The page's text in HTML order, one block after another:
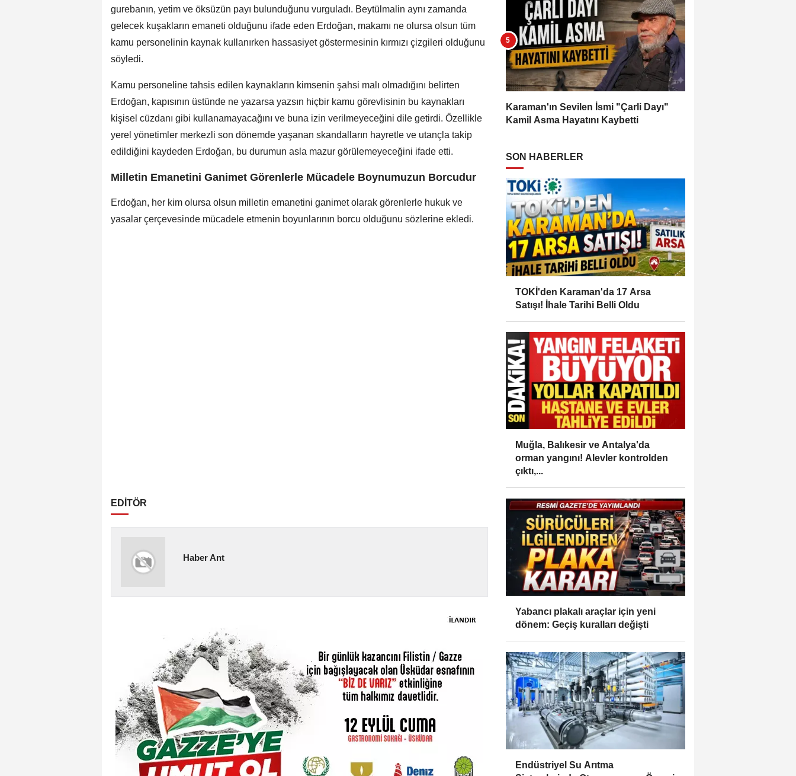
gurebanın, yetim ve öksüzün payı bulunduğunu vurguladı. Beytülmalin aynı zamanda
gelecek kuşakların emaneti olduğunu ifade eden Erdoğan, makamı ne olursa olsun tüm
kamu personelinin kaynak kullanırken hassasiyet göstermesinin kırmızı çizgileri olduğunu
söyledi.
Kamu personeline tahsis edilen kaynakların kimsenin şahsi malı olmadığını belirten
Erdoğan, kapısının üstünde ne yazarsa yazsın hiçbir kamu görevlisinin bu kaynakları
kişisel cüzdanı gibi kullanamayacağını ve buna izin verilmeyeceğini dile getirdi. Özellikle
yerel yönetimler merkezli son dönemde yaşanan skandalların hayretle ve utançla takip
edildiğini kaydeden Erdoğan, bu durumun asla mazur görülemeyeceğini ifade etti.
Milletin Emanetini Ganimet Görenlerle Mücadele Boynumuzun Borcudur
Erdoğan, her kim olursa olsun milletin emanetini ganimet olarak görenlerle hukuk ve
yasalar çerçevesinde mücadele etmenin boyunlarının borcu olduğunu sözlerine ekledi.
EDİTÖR
Haber Ant
Karaman'ın Sevilen İsmi "Çarli Dayı"
Kamil Asma Hayatını Kaybetti
SON HABERLER
TOKİ'den Karaman'da 17 Arsa
Satışı! İhale Tarihi Belli Oldu
Muğla, Balıkesir ve Antalya'da
orman yangını! Alevler kontrolden
çıktı,...
Yabancı plakalı araçlar için yeni
dönem: Geçiş kuralları değişti
Endüstriyel Su Arıtma